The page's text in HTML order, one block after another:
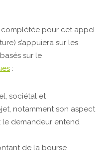
complétée pour cet appel
s’appuiera sur les
sur le
:
sociétal et
notamment son aspect
demandeur entend
de la bourse